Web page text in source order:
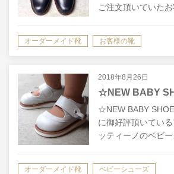
ご注文頂いていた
ェックのためお越し
回、親御さんから息
店され…
オーダーメイド靴 お客様の靴
2018年8月26日
☆NEW BABY
☆NEW BABY
に御好評頂いてい
ッティーノのベビ
ッド製法で作りは大
オーダーメイド靴 ベビーシューズ